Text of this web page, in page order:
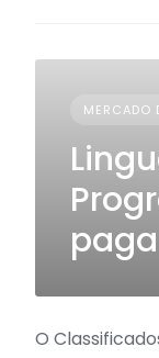
MERCADO
O